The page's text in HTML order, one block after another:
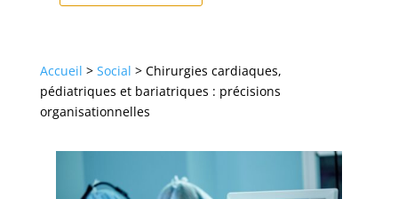
Accueil > Social > Chirurgies cardiaques,
pédiatriques et bariatriques : précisions
organisationnelles